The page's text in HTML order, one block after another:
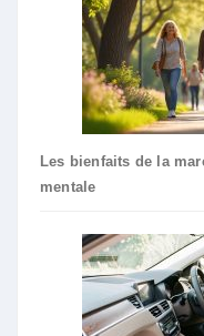
Les bienfaits de la
mentale